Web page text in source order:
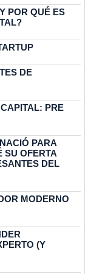
POR QUÉ ES
DE
PRE
PARA
SU OFERTA
DEL
MODERNO
(Y